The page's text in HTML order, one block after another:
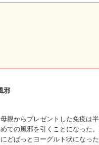
邪
親からプレゼントした免疫は
ての風邪を引くことになった
どばっとヨーグルト状になっ